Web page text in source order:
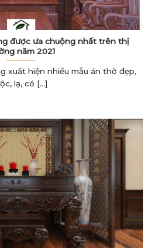
được ưa chuộng nhất trên thị
năm 2021
xuất hiện nhiều mẫu án thờ đẹp,
lạ, có [...]